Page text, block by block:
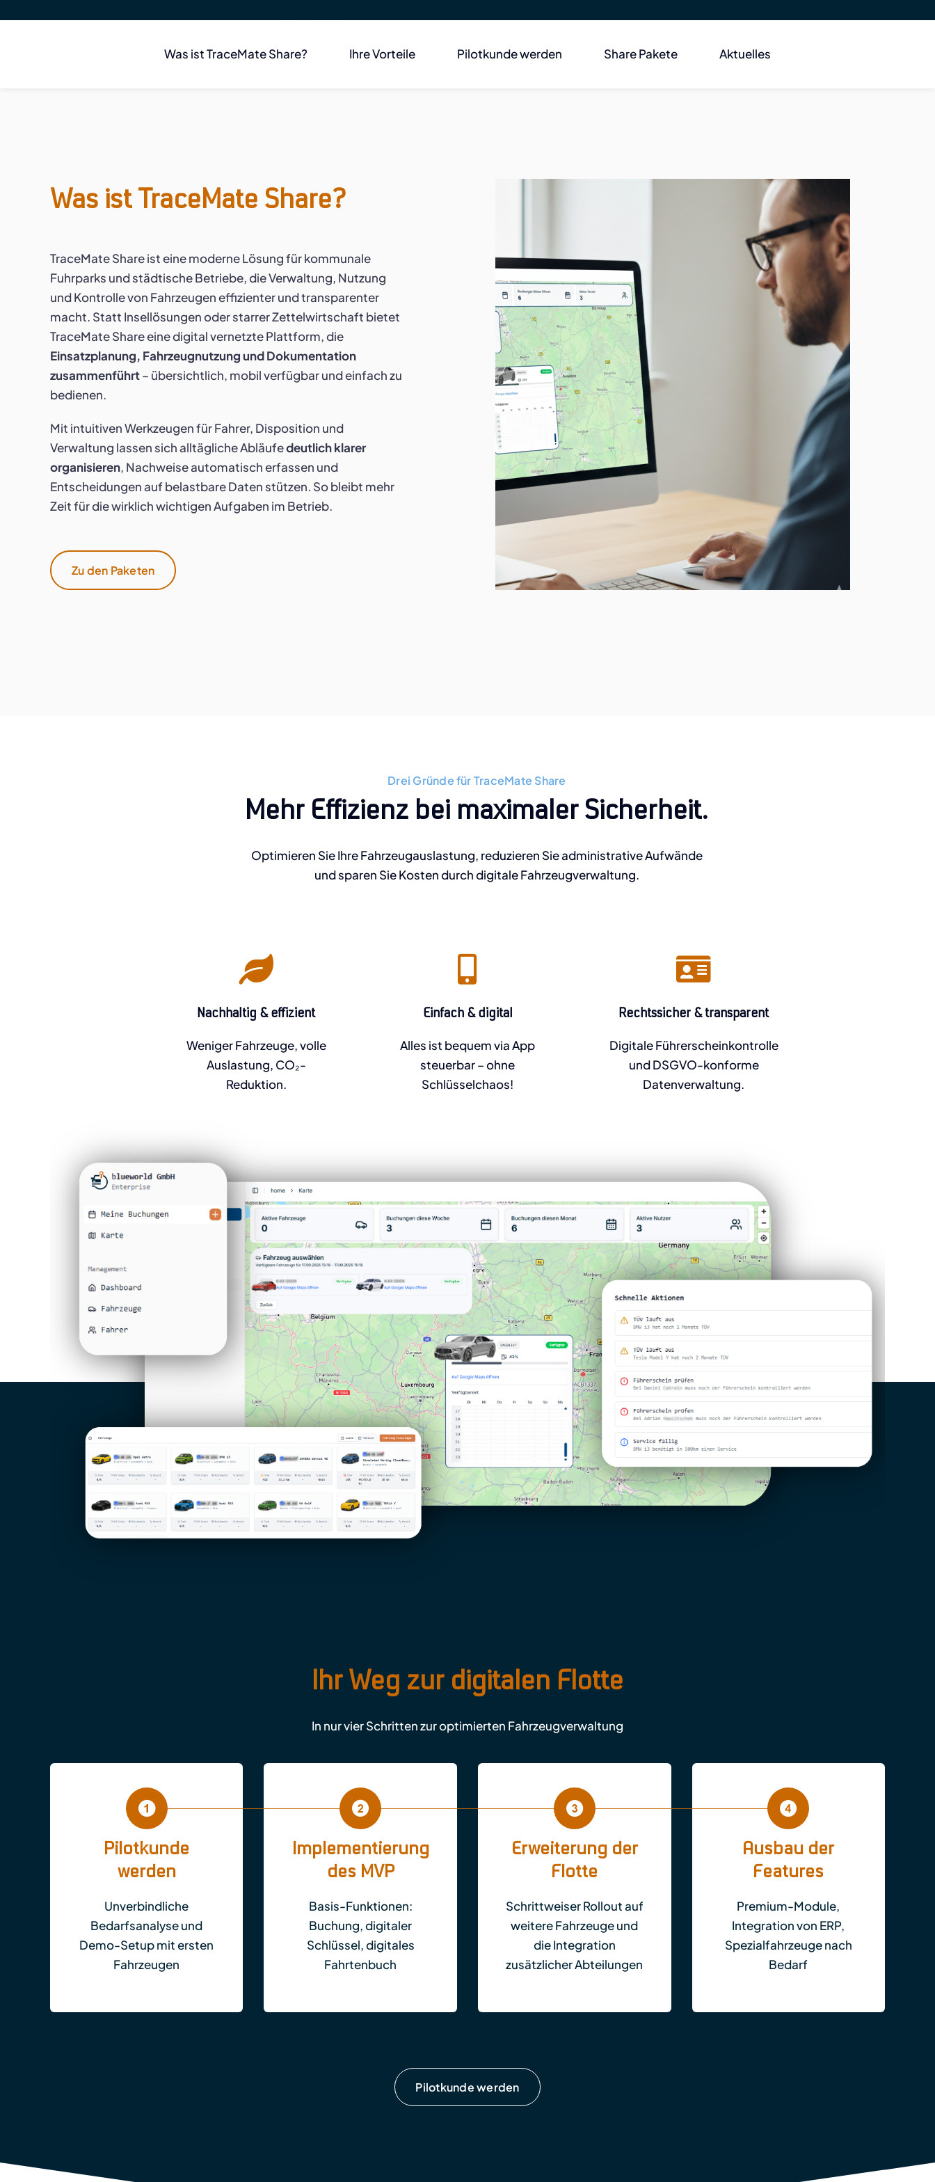
Was ist TraceMate Share? Ihre Vorteile Pilotkunde werden Share Pakete Aktuelles
Was ist TraceMate Share?
TraceMate Share ist eine moderne Lösung für kommunale
Fuhrparks und städtische Betriebe, die Verwaltung, Nutzung
und Kontrolle von Fahrzeugen effizienter und transparenter
macht. Statt Insellösungen oder starrer Zettelwirtschaft bietet
TraceMate Share eine digital vernetzte Plattform, die
Einsatzplanung, Fahrzeugnutzung und Dokumentation
zusammenführt– übersichtlich, mobil verfügbar und einfach zu
bedienen.
Mit intuitiven Werkzeugen für Fahrer, Disposition und
Verwaltung lassen sich alltägliche Abläufedeutlich klarer
organisieren, Nachweise automatisch erfassen und
Entscheidungen auf belastbare Daten stützen. So bleibt mehr
Zeit für die wirklich wichtigen Aufgaben im Betrieb.
Zu den Paketen
Drei Gründe für TraceMate Share
Mehr Effizienz bei maximaler Sicherheit.
Optimieren Sie Ihre Fahrzeugauslastung, reduzieren Sie administrative Aufwände
und sparen Sie Kosten durch digitale Fahrzeugverwaltung.
Nachhaltig & effizient
Weniger Fahrzeuge, volle
Auslastung, CO₂-
Reduktion.
Einfach & digital
Alles ist bequem via App
steuerbar – ohne
Schlüsselchaos!
Rechtssicher & transparent
Digitale Führerscheinkontrolle
und DSGVO-konforme
Datenverwaltung.
Ihr Weg zur digitalen Flotte
In nur vier Schritten zur optimierten Fahrzeugverwaltung
Pilotkunde
werden
Unverbindliche
Bedarfsanalyse und
Demo-Setup mit ersten
Fahrzeugen
Implementierung
des MVP
Basis-Funktionen:
Buchung, digitaler
Schlüssel, digitales
Fahrtenbuch
Erweiterung der
Flotte
Schrittweiser Rollout auf
weitere Fahrzeuge und
die Integration
zusätzlicher Abteilungen
Ausbau der
Features
Premium-Module,
Integration von ERP,
Spezialfahrzeuge nach
Bedarf
Pilotkunde werden